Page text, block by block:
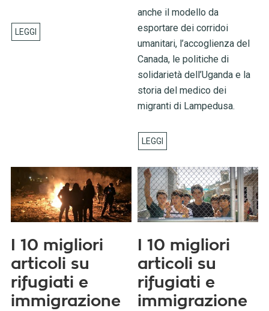
anche il modello da
esportare dei corridoi
umanitari, l’accoglienza del
Canada, le politiche di
solidarietà dell’Uganda e la
storia del medico dei
migranti di Lampedusa.
I 10 migliori
articoli su
rifugiati e
immigrazione
I 10 migliori
articoli su
rifugiati e
immigrazione